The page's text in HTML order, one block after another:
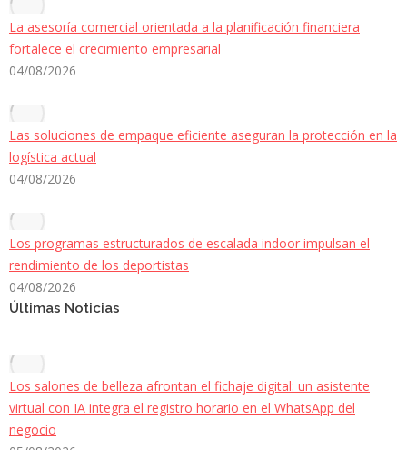
La asesoría comercial orientada a la planificación financiera
fortalece el crecimiento empresarial
04/08/2026
Las soluciones de empaque eficiente aseguran la protección en la
logística actual
04/08/2026
Los programas estructurados de escalada indoor impulsan el
rendimiento de los deportistas
04/08/2026
Últimas Noticias
Los salones de belleza afrontan el fichaje digital: un asistente
virtual con IA integra el registro horario en el WhatsApp del
negocio